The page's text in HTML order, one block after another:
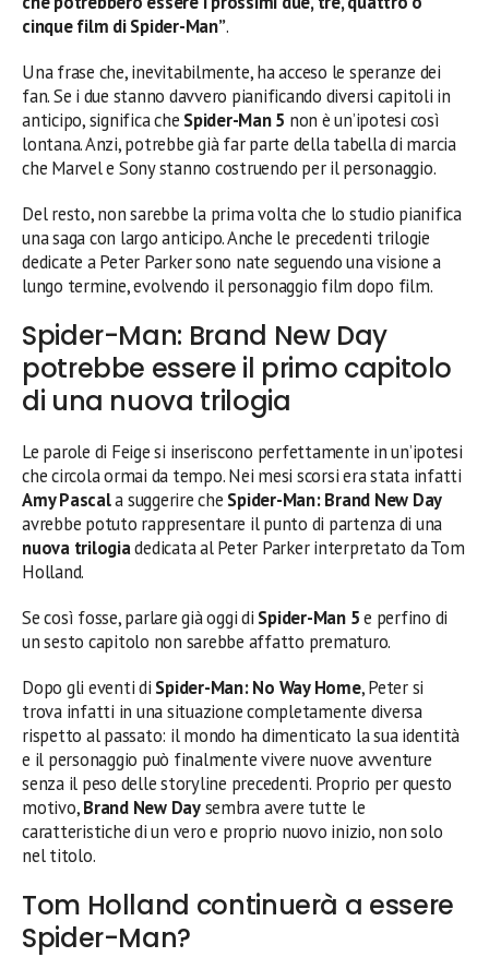
cinque film di Spider-Man”.
Una frase che, inevitabilmente, ha acceso le speranze dei
fan. Se i due stanno davvero pianificando diversi capitoli in
anticipo, significa che Spider-Man 5 non è un’ipotesi così
lontana. Anzi, potrebbe già far parte della tabella di marcia
che Marvel e Sony stanno costruendo per il personaggio.
Del resto, non sarebbe la prima volta che lo studio pianifica
una saga con largo anticipo. Anche le precedenti trilogie
dedicate a Peter Parker sono nate seguendo una visione a
lungo termine, evolvendo il personaggio film dopo film.
Spider-Man: Brand New Day
potrebbe essere il primo capitolo
di una nuova trilogia
Le parole di Feige si inseriscono perfettamente in un’ipotesi
che circola ormai da tempo. Nei mesi scorsi era stata infatti
Amy Pascala suggerire che Spider-Man: Brand New Day
avrebbe potuto rappresentare il punto di partenza di una
nuova trilogiadedicata al Peter Parker interpretato da Tom
Holland.
Se così fosse, parlare già oggi di Spider-Man 5e perfino di
un sesto capitolo non sarebbe affatto prematuro.
Dopo gli eventi di Spider-Man: No Way Home, Peter si
trova infatti in una situazione completamente diversa
rispetto al passato: il mondo ha dimenticato la sua identità
e il personaggio può finalmente vivere nuove avventure
senza il peso delle storyline precedenti. Proprio per questo
motivo,Brand New Daysembra avere tutte le
caratteristiche di un vero e proprio nuovo inizio, non solo
nel titolo.
Tom Holland continuerà a essere
Spider-Man?